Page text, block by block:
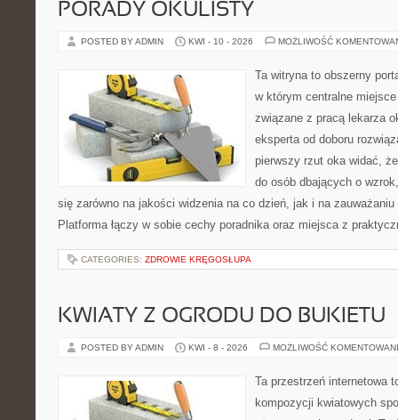
PORADY OKULISTY
POSTED BY ADMIN KWI - 10 - 2026 MOŻLIWOŚĆ
Ta witryna to obszerny
w którym centralne
związane z pracą lekarza
eksperta od doboru
pierwszy rzut oka widać,
do osób dbających o
się zarówno na jakości widzenia na co dzień, jak i na
Platforma łączy w sobie cechy poradnika oraz miejsca z
CATEGORIES: ZDROWIE KRĘGOSŁUPA
KWIATY Z OGRODU DO BUKIETU
POSTED BY ADMIN KWI - 8 - 2026 MOŻLIWOŚĆ
Ta przestrzeń internetowa
kompozycji kwiatowych